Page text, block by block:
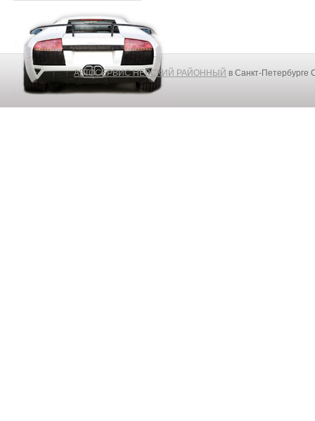
АВТОСЕРВИС НЕВСКИЙ РАЙОННЫЙ в Санкт-Петербурге